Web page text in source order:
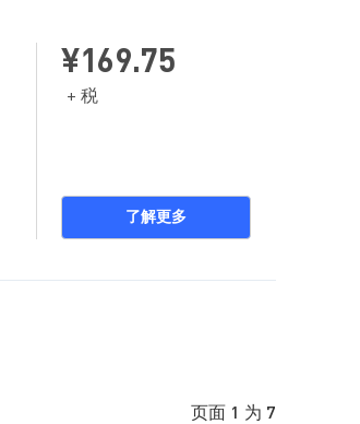
¥169.75
+ 税
了解更多
页面 1 为 7